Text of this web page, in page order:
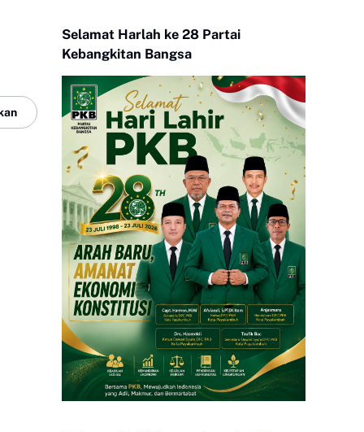
Selamat Harlah ke 28 Partai
Kebangkitan Bangsa